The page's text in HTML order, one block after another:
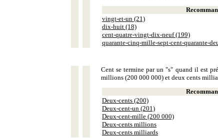
vingt-et-un (21)
dix-huit (18)
cent-quatre-vingt-dix-neuf (199)
quarante-cinq-mille-sept-cent-quarante-
Cent se termine par un "s" quand il est
millions (200 000 000) et deux cents
Deux-cents (200)
Deux-cent-un (201)
Deux-cent-mille (200 000)
Deux-cents millions
Deux-cents milliards